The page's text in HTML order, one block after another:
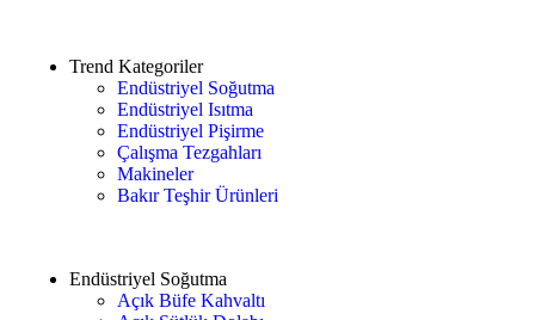
Trend Kategoriler
Endüstriyel Soğutma
Endüstriyel Isıtma
Endüstriyel Pişirme
Çalışma Tezgahları
Makineler
Bakır Teşhir Ürünleri
Endüstriyel Soğutma
Açık Büfe Kahvaltı